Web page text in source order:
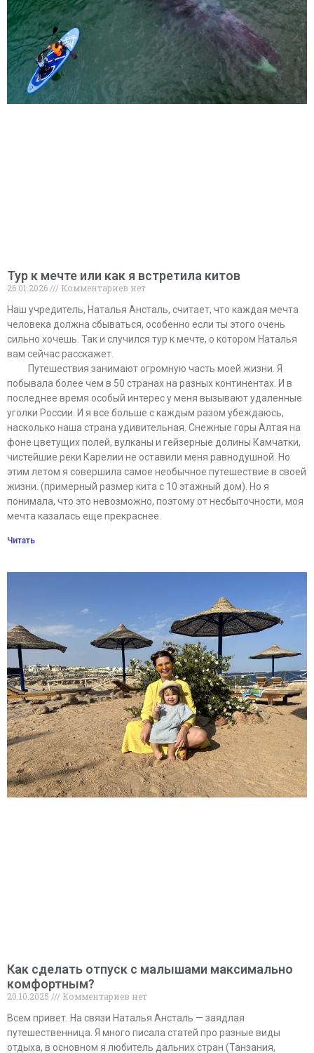
Тур к мечте или как я встретила китов
26.01.2026
Комментариев нет
Наш учредитель, Наталья Ансталь, считает, что каждая мечта
человека должна сбываться, особенно если ты этого очень
сильно хочешь. Так и случился тур к мечте, о котором Наталья
вам сейчас расскажет.
⠀⠀⠀Путешествия занимают огромную часть моей жизни. Я
побывала более чем в 50 странах на разных континентах. И в
последнее время особый интерес у меня вызывают удаленные
уголки России. И я все больше с каждым разом убеждаюсь,
насколько наша страна удивительная. Снежные горы Алтая на
фоне цветущих полей, вулканы и гейзерные долины Камчатки,
чистейшие реки Карелии не оставили меня равнодушной. Но
этим летом я совершила самое необычное путешествие в своей
жизни. (примерный размер кита с 10 этажный дом). Но я
понимала, что это невозможно, поэтому от несбыточности, моя
мечта казалась еще прекраснее.
Читать
Как сделать отпуск с малышами максимально
комфортным?
20.10.2025
Комментариев нет
Всем привет. На связи Наталья Ансталь — заядлая
путешественница. Я много писала статей про разные виды
отдыха, в основном я любитель дальних стран (Танзания,